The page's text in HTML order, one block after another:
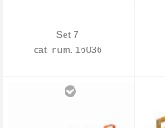
Set 7
cat. num. 16036